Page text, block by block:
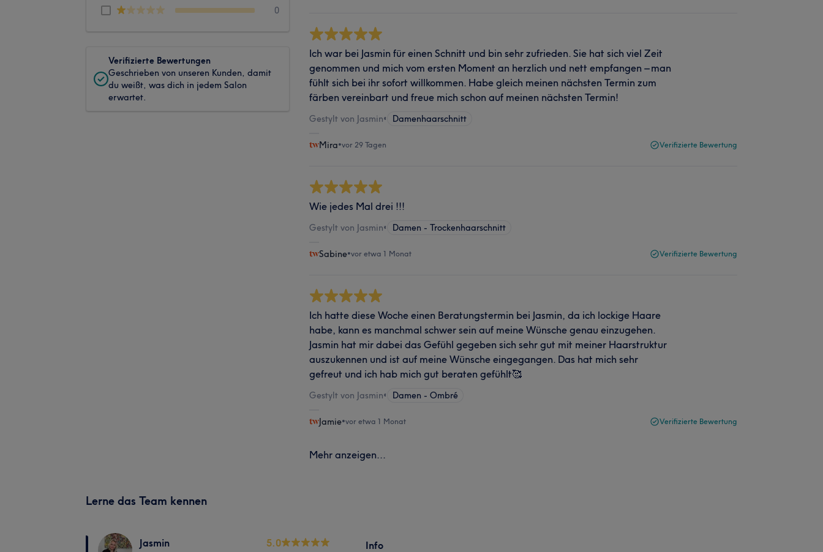
0
Verifizierte Bewertungen
Geschrieben von unseren Kunden, damit
du weißt, was dich in jedem Salon
erwartet.
Ich war bei Jasmin für einen Schnitt und bin sehr zufrieden. Sie hat sich viel Zeit
genommen und mich vom ersten Moment an herzlich und nett empfangen – man
fühlt sich bei ihr sofort willkommen. Habe gleich meinen nächsten Termin zum
färben vereinbart und freue mich schon auf meinen nächsten Termin!
Gestylt von Jasmin• Damenhaarschnitt
Mira•vor 29 Tagen Verifizierte Bewertung
Wie jedes Mal drei !!!
Gestylt von Jasmin• Damen - Trockenhaarschnitt
Sabine•vor etwa 1 Monat Verifizierte Bewertung
Ich hatte diese Woche einen Beratungstermin bei Jasmin, da ich lockige Haare
habe, kann es manchmal schwer sein auf meine Wünsche genau einzugehen.
Jasmin hat mir dabei das Gefühl gegeben sich sehr gut mit meiner Haarstruktur
auszukennen und ist auf meine Wünsche eingegangen. Das hat mich sehr
gefreut und ich hab mich gut beraten gefühlt🥰
Gestylt von Jasmin• Damen - Ombré
Jamie•vor etwa 1 Monat Verifizierte Bewertung
Mehr anzeigen...
Lerne das Team kennen
Jasmin 5.0
Info